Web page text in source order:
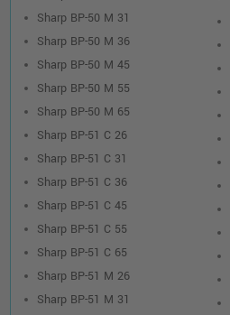
Sharp BP-50 M 31
Sharp BP-50 M 36
Sharp BP-50 M 45
Sharp BP-50 M 55
Sharp BP-50 M 65
Sharp BP-51 C 26
Sharp BP-51 C 31
Sharp BP-51 C 36
Sharp BP-51 C 45
Sharp BP-51 C 55
Sharp BP-51 C 65
Sharp BP-51 M 26
Sharp BP-51 M 31